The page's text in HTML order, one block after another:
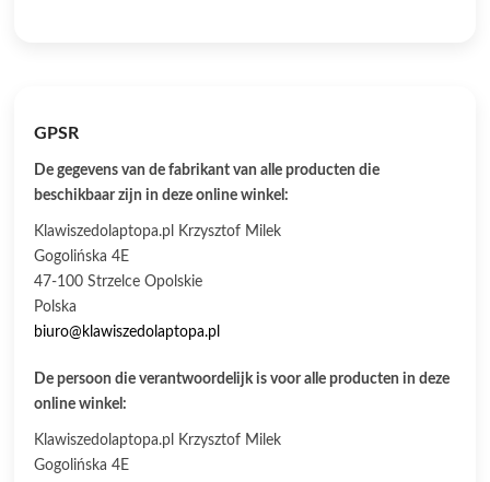
GPSR
De gegevens van de fabrikant van alle producten die
beschikbaar zijn in deze online winkel:
Klawiszedolaptopa.pl Krzysztof Milek
Gogolińska 4E
47-100 Strzelce Opolskie
Polska
biuro@klawiszedolaptopa.pl
De persoon die verantwoordelijk is voor alle producten in deze
online winkel:
Klawiszedolaptopa.pl Krzysztof Milek
Gogolińska 4E